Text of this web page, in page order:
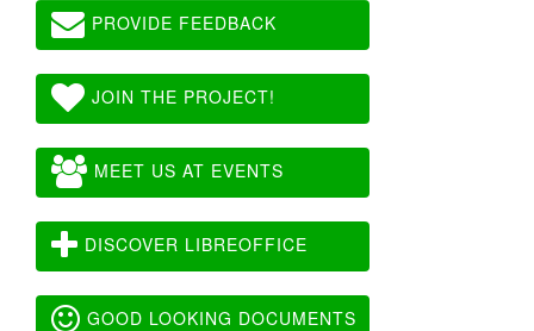
PROVIDE FEEDBACK
JOIN THE PROJECT!
MEET US AT EVENTS
DISCOVER LIBREOFFICE
GOOD LOOKING DOCUMENTS